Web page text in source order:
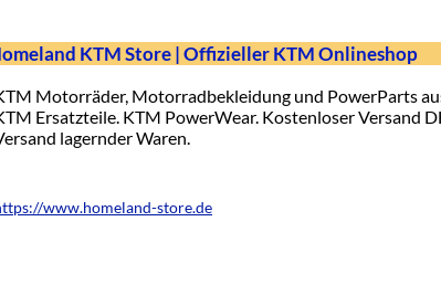
KTM Store | Offizieller KTM Onlineshop
Motorräder, Motorradbekleidung und PowerParts
Ersatzteile. KTM PowerWear. Kostenloser Versand
lagernder Waren.
www.homeland-store.de